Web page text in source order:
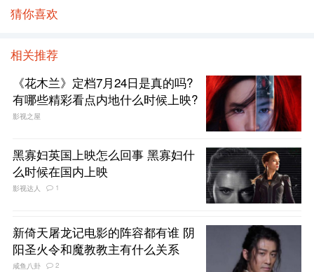
猜你喜欢
相关推荐
《花木兰》定档7月24日是真的吗?
有哪些精彩看点内地什么时候上映?
影视之屋
黑寡妇英国上映怎么回事 黑寡妇什
么时候在国内上映
影视达人 1
新倚天屠龙记电影的阵容都有谁 阴
阳圣火令和魔教教主有什么关系
咸鱼八卦 2